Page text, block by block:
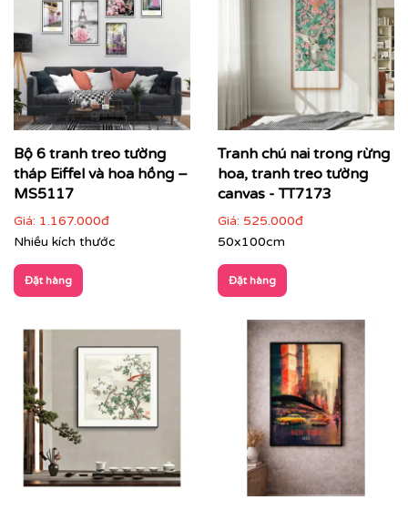
Phòng làm việc: giúp thư giãn tinh thần, tăng cảm
hứng sáng tạo
Bộ 6 tranh treo tường
tháp Eiffel và hoa hồng –
MS5117
Giá: 1.167.000đ
Nhiều kích thước
Đặt hàng
Tranh chú nai trong rừng
hoa, tranh treo tường
canvas - TT7173
Giá: 525.000đ
50x100cm
Đặt hàng